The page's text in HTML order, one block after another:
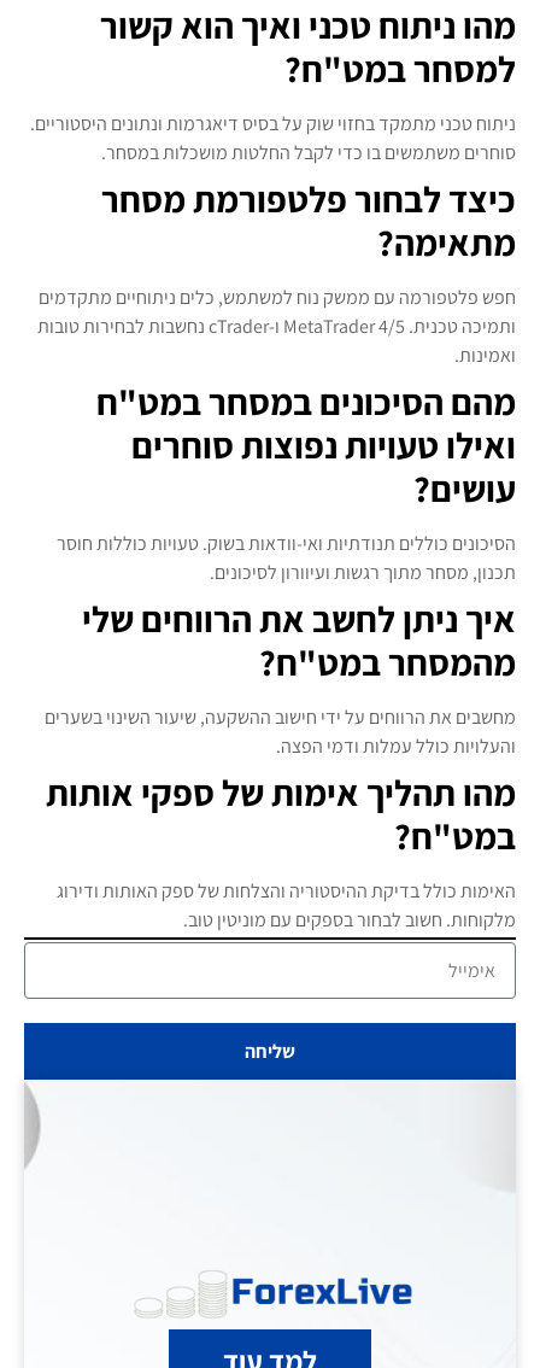
שליחה
מהו ניתוח טכני ואיך הוא קשור
למסחר במט"ח?
ניתוח טכני מתמקד בחזוי שוק על בסיס דיאגרמות ונתונים היסטוריים.
סוחרים משתמשים בו כדי לקבל החלטות מושכלות במסחר.
כיצד לבחור פלטפורמת מסחר
מתאימה?
חפש פלטפורמה עם ממשק נוח למשתמש, כלים ניתוחיים מתקדמים
ותמיכה טכנית. MetaTrader 4/5 ו-cTrader נחשבות לבחירות טובות
ואמינות.
מהם הסיכונים במסחר במט"ח
ואילו טעויות נפוצות סוחרים
עושים?
הסיכונים כוללים תנודתיות ואי-וודאות בשוק. טעויות כוללות חוסר
תכנון, מסחר מתוך רגשות ועיוורון לסיכונים.
איך ניתן לחשב את הרווחים שלי
מהמסחר במט"ח?
מחשבים את הרווחים על ידי חישוב ההשקעה, שיעור השינוי בשערים
והעלויות כולל עמלות ודמי הפצה.
מהו תהליך אימות של ספקי אותות
במט"ח?
האימות כולל בדיקת ההיסטוריה והצלחות של ספק האותות ודירוג
מלקוחות. חשוב לבחור בספקים עם מוניטין טוב.